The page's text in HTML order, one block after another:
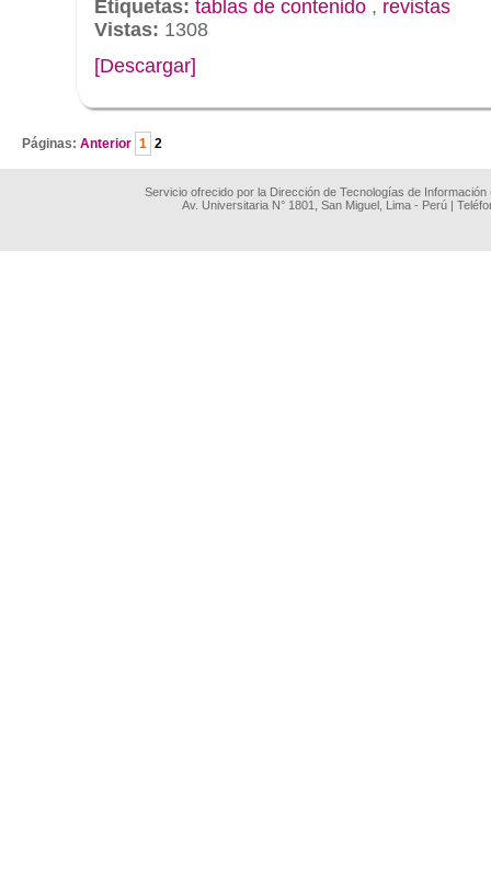
Etiquetas: tablas de contenido , revistas
Vistas: 1308
[Descargar]
Páginas: Anterior 1 2
Servicio ofrecido por la Dirección de Tecnologías de
Av. Universitaria N° 1801, San Miguel, Lima - Perú |